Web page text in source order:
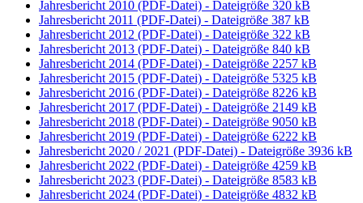
Jahresbericht 2010 (PDF-Datei) - Dateigröße 320 kB
Jahresbericht 2011 (PDF-Datei) - Dateigröße 387 kB
Jahresbericht 2012 (PDF-Datei) - Dateigröße 322 kB
Jahresbericht 2013 (PDF-Datei) - Dateigröße 840 kB
Jahresbericht 2014 (PDF-Datei) - Dateigröße 2257 kB
Jahresbericht 2015 (PDF-Datei) - Dateigröße 5325 kB
Jahresbericht 2016 (PDF-Datei) - Dateigröße 8226 kB
Jahresbericht 2017 (PDF-Datei) - Dateigröße 2149 kB
Jahresbericht 2018 (PDF-Datei) - Dateigröße 9050 kB
Jahresbericht 2019 (PDF-Datei) - Dateigröße 6222 kB
Jahresbericht 2020 / 2021 (PDF-Datei) - Dateigröße 3936 kB
Jahresbericht 2022 (PDF-Datei) - Dateigröße 4259 kB
Jahresbericht 2023 (PDF-Datei) - Dateigröße 8583 kB
Jahresbericht 2024 (PDF-Datei) - Dateigröße 4832 kB